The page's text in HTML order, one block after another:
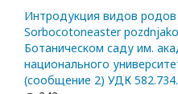
Интродукция видов
Sorbocotoneaster
Ботаническом саду им.
национального
(сообщение 2) УДК